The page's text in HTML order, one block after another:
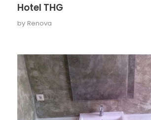
Hotel THG
by Renova